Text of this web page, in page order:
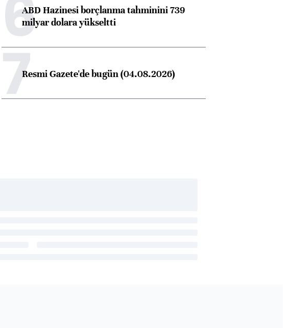
6ABD Hazinesi borçlanma tahminini 739
milyar dolara yükseltti
7Resmi Gazete'de bugün (04.08.2026)